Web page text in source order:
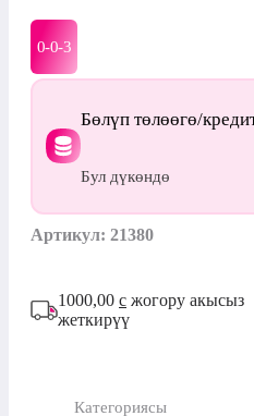
0-0-3
Бөлүп төлөөгө/
Бул дүкөндө
Артикул: 21380
1000,00 с жогору акысыз
жеткирүү
Категориясы